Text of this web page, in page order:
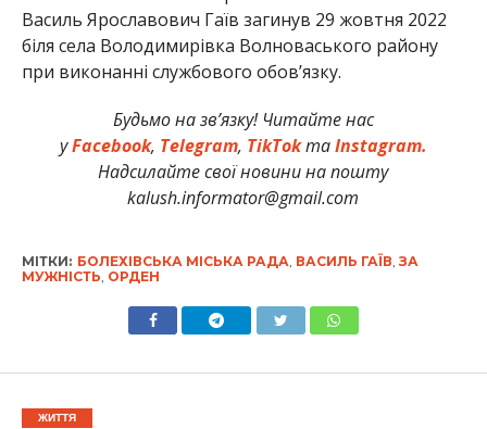
Василь Ярославович Гаїв загинув 29 жовтня 2022
біля села Володимирівка Волноваського району
при виконанні службового обов’язку.
Будьмо на зв’язку! Читайте нас
уFacebook, Telegram, TikTokтаInstagram.
Надсилайте свої новини на пошту
kalush.informator@gmail.com
МІТКИ: БОЛЕХІВСЬКА МІСЬКА РАДА ВАСИЛЬ ГАЇВ ЗА
МУЖНІСТЬ ОРДЕН
ЖИТТЯ